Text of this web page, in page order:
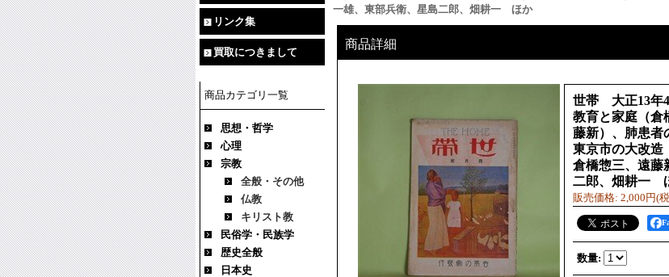
リンク集
買取につきまして
商品カテゴリ一覧
思想・哲学
心理
宗教
全般・その他
仏教
キリスト教
民俗学・民族学
歴史全般
日本史
一雄、東部兵衛、星島二郎、畑耕一 ほか
商品詳細
世帯 大正13年
教育と家庭（倉
藤新）、肺患者
東京市の大改造
倉橋惣三、遠藤
二郎、畑耕一
販売価格: 2,000円(
数量: